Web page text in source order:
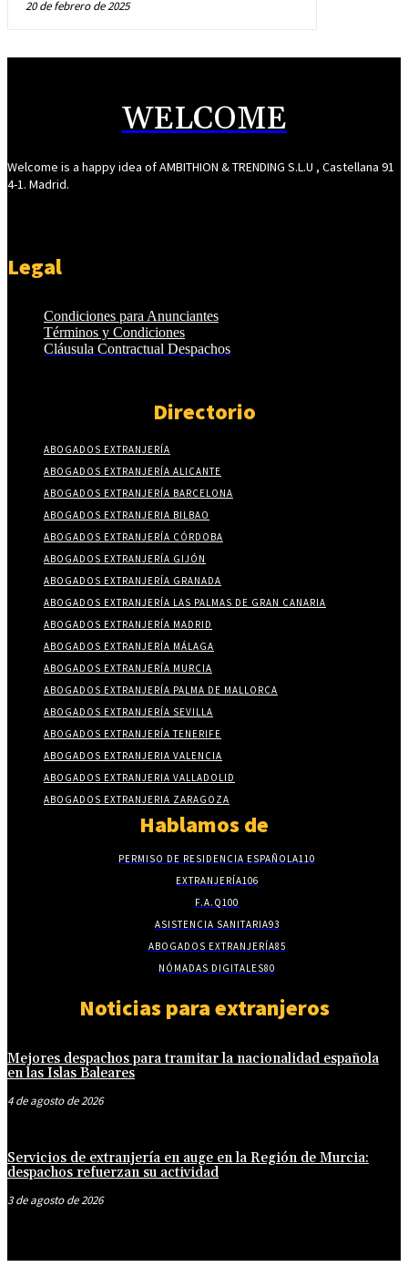
20 de febrero de 2025
WELCOME
Welcome is a happy idea of AMBITHION & TRENDING S.L.U , Castellana 91
4-1. Madrid.
Legal
Condiciones para Anunciantes
Términos y Condiciones
Cláusula Contractual Despachos
Directorio
ABOGADOS EXTRANJERÍA
ABOGADOS EXTRANJERÍA ALICANTE
ABOGADOS EXTRANJERÍA BARCELONA
ABOGADOS EXTRANJERIA BILBAO
ABOGADOS EXTRANJERÍA CÓRDOBA
ABOGADOS EXTRANJERÍA GIJÓN
ABOGADOS EXTRANJERÍA GRANADA
ABOGADOS EXTRANJERÍA LAS PALMAS DE GRAN CANARIA
ABOGADOS EXTRANJERÍA MADRID
ABOGADOS EXTRANJERÍA MÁLAGA
ABOGADOS EXTRANJERÍA MURCIA
ABOGADOS EXTRANJERÍA PALMA DE MALLORCA
ABOGADOS EXTRANJERÍA SEVILLA
ABOGADOS EXTRANJERÍA TENERIFE
ABOGADOS EXTRANJERIA VALENCIA
ABOGADOS EXTRANJERIA VALLADOLID
ABOGADOS EXTRANJERIA ZARAGOZA
Hablamos de
PERMISO DE RESIDENCIA ESPAÑOLA110
EXTRANJERÍA106
F.A.Q100
ASISTENCIA SANITARIA93
ABOGADOS EXTRANJERÍA85
NÓMADAS DIGITALES80
Noticias para extranjeros
Mejores despachos para tramitar la nacionalidad española
en las Islas Baleares
4 de agosto de 2026
Servicios de extranjería en auge en la Región de Murcia:
despachos refuerzan su actividad
3 de agosto de 2026